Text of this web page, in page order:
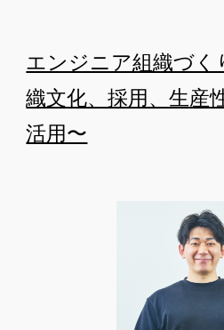
エンジニア組織づく
織文化、採用、生産
活用〜